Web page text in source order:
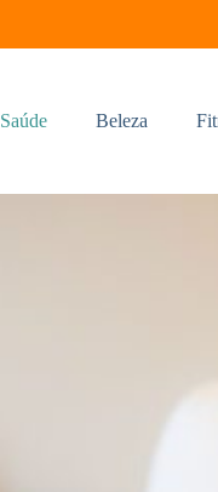
Saúde Beleza